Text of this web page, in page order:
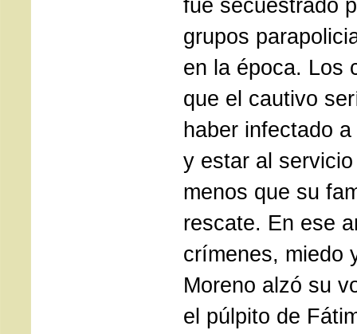
fue secuestrado
grupos
en la época. Los
que el cautivo
haber infectado
y estar al
menos que su
rescate. En ese
crímenes, miedo
Moreno alzó su
el púlpito de